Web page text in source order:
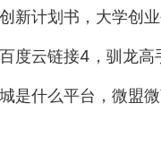
新计划书，大学创业创
度云链接4，驯龙高手百
是什么平台，微盟微商